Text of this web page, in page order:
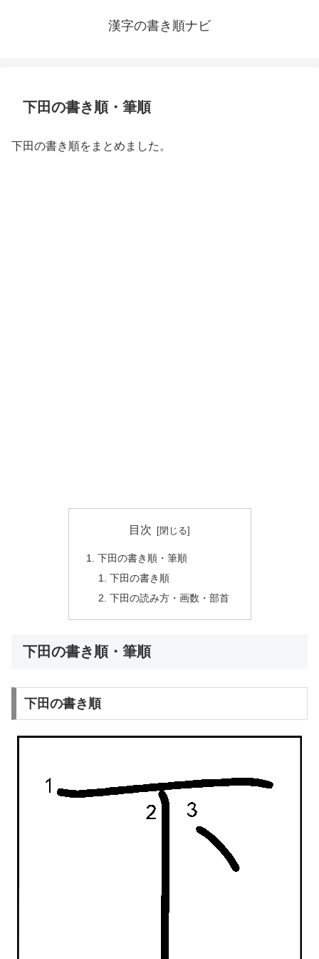
漢字の書き順ナビ
下田の書き順・筆順
下田の書き順をまとめました。
目次
下田の書き順・筆順
下田の書き順
下田の読み方・画数・部首
下田の書き順・筆順
下田の書き順